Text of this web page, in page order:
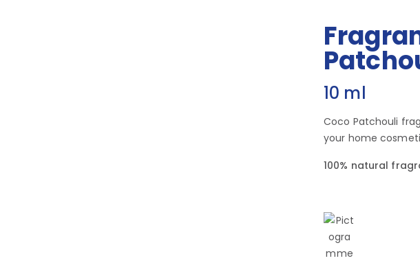
10 ml
Coco Patchouli
your home
100% natural